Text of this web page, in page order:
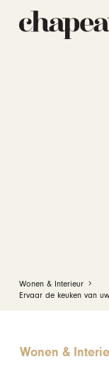
Wonen & Interieur
Ervaar de keuken van
Wonen &